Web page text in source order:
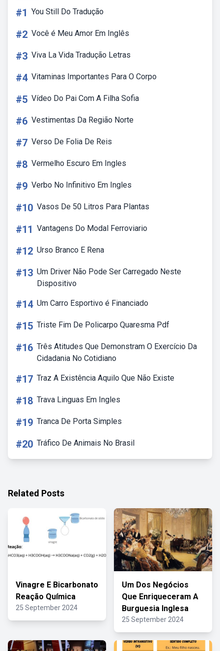
#1 You Still Do Tradução
#2 Você é Meu Amor Em Inglês
#3 Viva La Vida Tradução Letras
#4 Vitaminas Importantes Para O Corpo
#5 Vídeo Do Pai Com A Filha Sofia
#6 Vestimentas Da Região Norte
#7 Verso De Folia De Reis
#8 Vermelho Escuro Em Ingles
#9 Verbo No Infinitivo Em Ingles
#10 Vasos De 50 Litros Para Plantas
#11 Vantagens Do Modal Ferroviario
#12 Urso Branco E Rena
#13 Um Driver Não Pode Ser Carregado Neste
Dispositivo
#14 Um Carro Esportivo é Financiado
#15 Triste Fim De Policarpo Quaresma Pdf
#16 Três Atitudes Que Demonstram O Exercício Da
Cidadania No Cotidiano
#17 Traz A Existência Aquilo Que Não Existe
#18 Trava Linguas Em Ingles
#19 Tranca De Porta Simples
#20 Tráfico De Animais No Brasil
Related Posts
Vinagre E Bicarbonato
Reação Química
25 September 2024
Um Dos Negócios
Que Enriqueceram A
Burguesia Inglesa
25 September 2024